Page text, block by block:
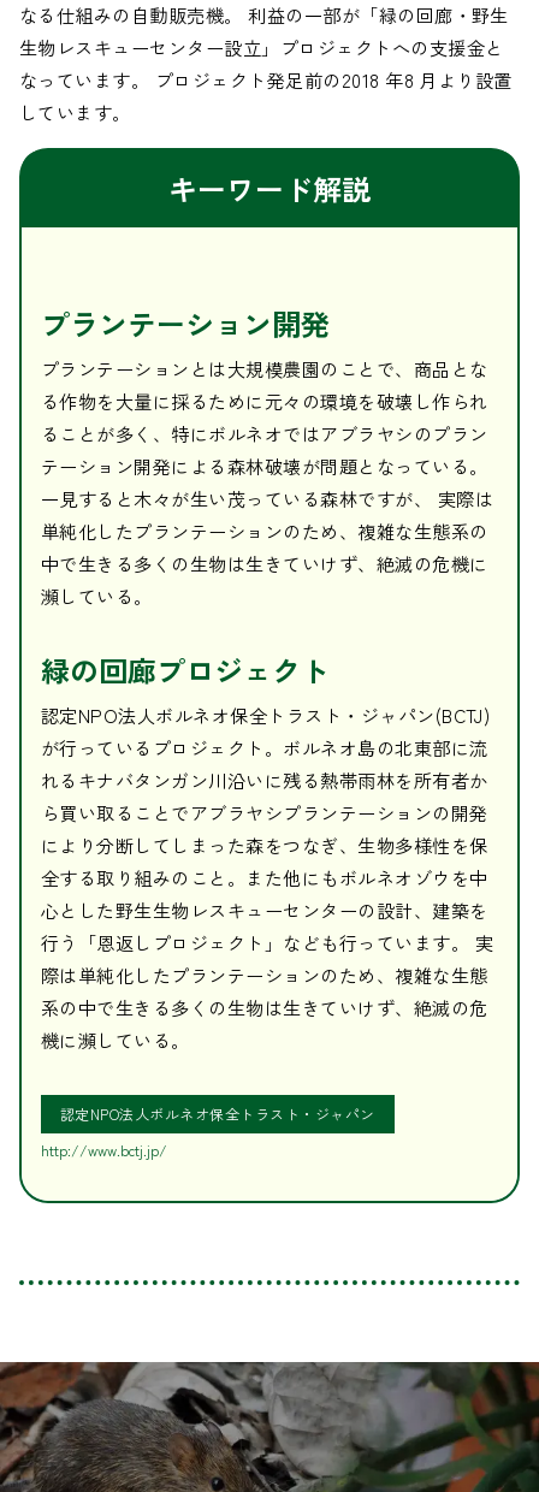
なる仕組みの自動販売機。 利益の一部が「緑の回廊・野生
生物レスキューセンター設立」プロジェクトへの支援金と
なっています。 プロジェクト発足前の2018 年8 月より設置
しています。
キーワード解説
プランテーション開発
プランテーションとは大規模農園のことで、商品とな
る作物を大量に採るために元々の環境を破壊し作られ
ることが多く、特にボルネオではアブラヤシのプラン
テーション開発による森林破壊が問題となっている。
一見すると木々が生い茂っている森林ですが、 実際は
単純化したプランテーションのため、複雑な生態系の
中で生きる多くの生物は生きていけず、絶滅の危機に
瀕している。
緑の回廊プロジェクト
認定NPO法人ボルネオ保全トラスト・ジャパン(BCTJ)
が行っているプロジェクト。ボルネオ島の北東部に流
れるキナバタンガン川沿いに残る熱帯雨林を所有者か
ら買い取ることでアブラヤシプランテーションの開発
により分断してしまった森をつなぎ、生物多様性を保
全する取り組みのこと。また他にもボルネオゾウを中
心とした野生生物レスキューセンターの設計、建築を
行う「恩返しプロジェクト」なども行っています。 実
際は単純化したプランテーションのため、複雑な生態
系の中で生きる多くの生物は生きていけず、絶滅の危
機に瀕している。
認定NPO法人ボルネオ保全トラスト・ジャパン
http://www.bctj.jp/